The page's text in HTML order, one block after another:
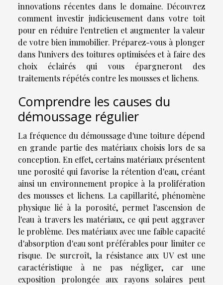
innovations récentes dans le domaine. Découvrez
comment investir judicieusement dans votre toit
pour en réduire l'entretien et augmenter la valeur
de votre bien immobilier. Préparez-vous à plonger
dans l'univers des toitures optimisées et à faire des
choix éclairés qui vous épargneront des
traitements répétés contre les mousses et lichens.
Comprendre les causes du
démoussage régulier
La fréquence du démoussage d'une toiture dépend
en grande partie des matériaux choisis lors de sa
conception. En effet, certains matériaux présentent
une porosité qui favorise la rétention d'eau, créant
ainsi un environnement propice à la prolifération
des mousses et lichens. La capillarité, phénomène
physique lié à la porosité, permet l'ascension de
l'eau à travers les matériaux, ce qui peut aggraver
le problème. Des matériaux avec une faible capacité
d'absorption d'eau sont préférables pour limiter ce
risque. De surcroît, la résistance aux UV est une
caractéristique à ne pas négliger, car une
exposition prolongée aux rayons solaires peut